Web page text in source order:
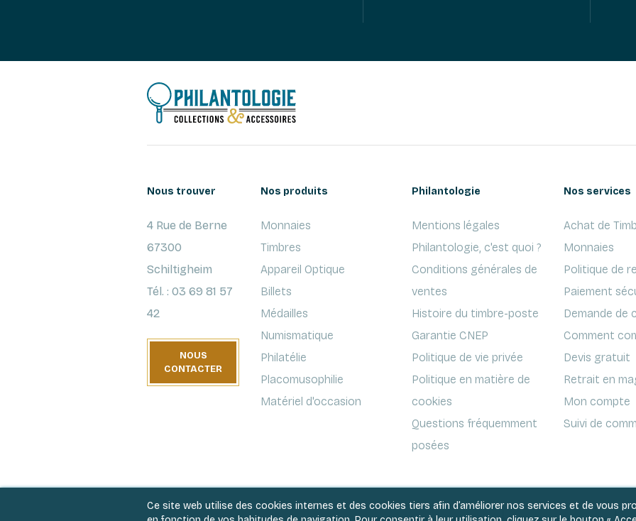
Nous trouver
4 Rue de Berne
67300
Schiltigheim
Tél. : 03 69 81 57
42
NOUS
CONTACTER
Nos produits
Monnaies
Timbres
Appareil Optique
Billets
Médailles
Numismatique
Philatélie
Placomusophilie
Matériel d'occasion
Philantologie
Mentions légales
Philantologie, c'est quoi ?
Conditions générales de
ventes
Histoire du timbre-poste
Garantie CNEP
Politique de vie privée
Politique en matière de
cookies
Questions fréquemment
posées
Nos services
Achat de
Monnaies
Politique de
Paiement
Demande de
Comment
Devis gratuit
Retrait en
Mon compte
Suivi de
Ce site web utilise des cookies internes et des cookies tiers afin d’améliorer nos services et de vous